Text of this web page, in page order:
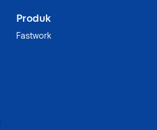
Produk
Fastwork